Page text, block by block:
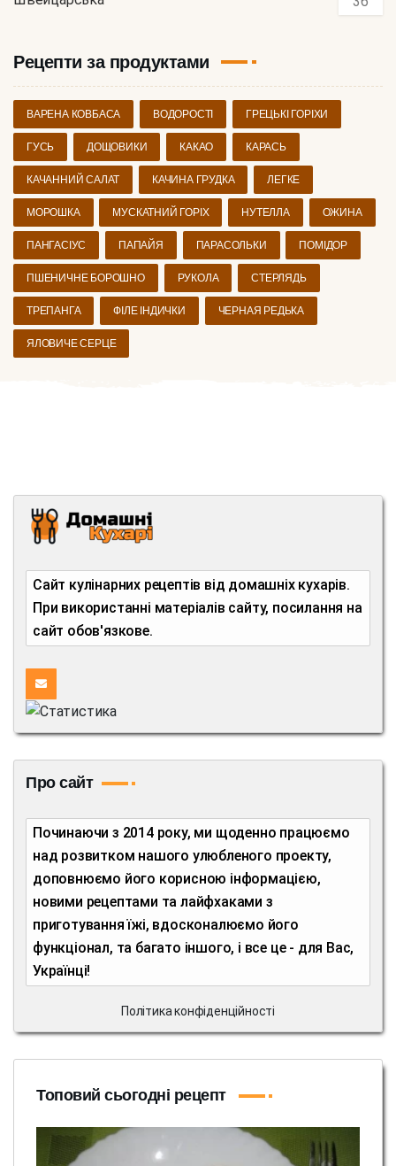
Рецепти за продуктами
ВАРЕНА КОВБАСА ВОДОРОСТІ ГРЕЦЬКІ ГОРІХИ
ГУСЬ ДОЩОВИКИ КАКАО КАРАСЬ
КАЧАННИЙ САЛАТ КАЧИНА ГРУДКА ЛЕГКЕ
МОРОШКА МУСКАТНИЙ ГОРІХ НУТЕЛЛА ОЖИНА
ПАНГАСІУС ПАПАЙЯ ПАРАСОЛЬКИ ПОМІДОР
ПШЕНИЧНЕ БОРОШНО РУКОЛА СТЕРЛЯДЬ
ТРЕПАНГА ФІЛЕ ІНДИЧКИ ЧЕРНАЯ РЕДЬКА
ЯЛОВИЧЕ СЕРЦЕ
Сайт кулінарних рецептів від домашніх кухарів.
При використанні матеріалів сайту, посилання на
сайт обов'язкове.
Про сайт
Починаючи з 2014 року, ми щоденно працюємо
над розвитком нашого улюбленого проекту,
доповнюємо його корисною інформацією,
новими рецептами та лайфхаками з
приготування їжі, вдосконалюємо його
функціонал, та багато іншого, і все це - для Вас,
Українці!
Політика конфіденційності
Топовий сьогодні рецепт